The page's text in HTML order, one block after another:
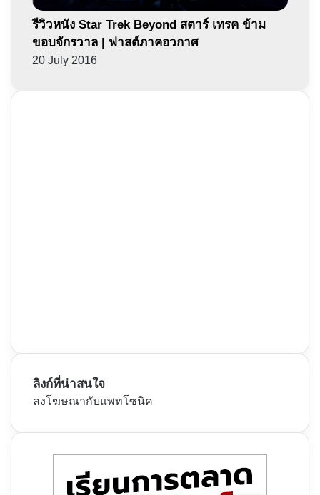
รีวิวหนัง Star Trek Beyond สตาร์ เทรค ข้าม
ขอบจักรวาล | ฟาสต์ภาคอวกาศ
20 July 2016
ลิงก์ที่น่าสนใจ
ลงโฆษณากับแพทโซนิค